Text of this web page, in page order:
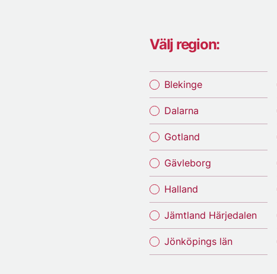
Välj region:
Blekinge
Dalarna
Gotland
Gävleborg
Halland
Jämtland Härjedalen
Jönköpings län